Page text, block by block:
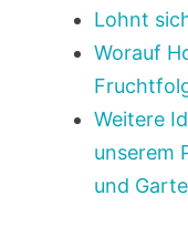
Lohnt
Worauf
Weitere
unserem
und